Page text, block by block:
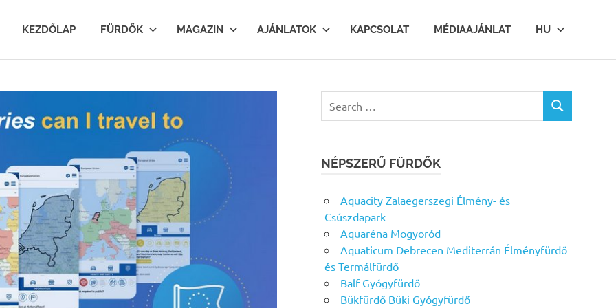
KEZDŐLAP FÜRDŐK MAGAZIN AJÁNLATOK KAPCSOLAT MÉDIAAJÁNLAT HU
for:
SEARCH
NÉPSZERŰ FÜRDŐK
Aquacity Zalaegerszegi Élmény- és
Csúszdapark
Aquaréna Mogyoród
Aquaticum Debrecen Mediterrán Élményfürdő
és Termálfürdő
Balf Gyógyfürdő
Bükfürdő Büki Gyógyfürdő